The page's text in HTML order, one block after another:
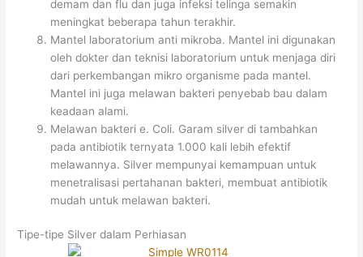
demam dan flu dan juga infeksi telinga semakin
meningkat beberapa tahun terakhir.
Mantel laboratorium anti mikroba. Mantel ini digunakan
oleh dokter dan teknisi laboratorium untuk menjaga diri
dari perkembangan mikro organisme pada mantel.
Mantel ini juga melawan bakteri penyebab bau dalam
keadaan alami.
Melawan bakteri e. Coli. Garam silver di tambahkan
pada antibiotik ternyata 1.000 kali lebih efektif
melawannya. Silver mempunyai kemampuan untuk
menetralisasi pertahanan bakteri, membuat antibiotik
mudah untuk melawan bakteri.
Tipe-tipe Silver dalam Perhiasan